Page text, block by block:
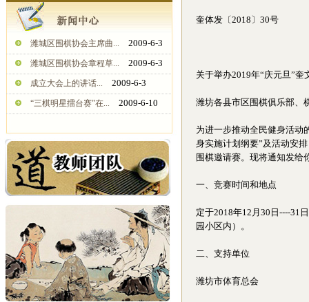
潍城区围棋协会主席曲... 2009-6-3
潍城区围棋协会章程草... 2009-6-3
成立大会上的讲话... 2009-6-3
“三棋明星擂台赛”在... 2009-6-10
奎体发〔2018〕30号
关于举办2019年“庆元旦”
潍坊各县市区围棋俱乐部、
为进一步推动全民健身活动
身实施计划纲要”及活动安
围棋邀请赛。现将通知发给
一、竞赛时间和地点
定于2018年12月30日----31
园小区内）。
二、支持单位
潍坊市体育总会